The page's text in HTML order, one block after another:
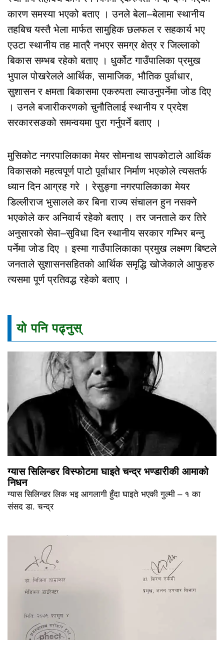
कारण समस्या भएको बताए । उनले बेला–बेलामा स्थानीय
तहबिच यस्तै भेला मार्फत सामुहिक छलफल र सहकार्य भए
एउटा स्थानीय तह मात्रै नभएर समग्र क्षेत्र र जिल्लाको
बिकास सम्भब रहेको बताए । धुर्कोट गाउँपालिका प्रमुख
भुपाल पोखरेलले आर्थिक, सामाजिक, भौतिक पुर्वाधार,
सुशासन र क्षमता बिकासमा एकरुपता ल्याउनुपर्नेमा जोड दिए
। उनले बजारीकरणको चुनौतिलाई स्थानीय र प्रदेश
सरकारसङको समन्वयमा पुरा गर्नुपर्ने बताए ।
मुसिकोट नगरपालिकाका मेयर सोमनाथ सापकोटाले आर्थिक
विकासको महत्वपूर्ण पाटो पूर्वाधार निर्माण भएकोले त्यसतर्फ
ध्यान दिन आग्रह गरे । रेसुङ्गा नगरपालिकाका मेयर
डिल्लीराज भुसालले कर बिना राज्य संचालन हुन नसक्ने
भएकोले कर अनिवार्य रहेको बताए । तर जनताले कर तिरे
अनुसारको सेवा–सुविधा दिन स्थानीय सरकार गम्भिर बन्नु
पर्नेमा जोड दिए । इस्मा गाउँपालिकाका प्रमुख लक्ष्मण बिष्टले
जनताले सुशासनसहितको आर्थिक समृद्धि खोजेकाले आफुहरु
त्यसमा पूर्ण प्रतिवद्ध रहेको बताए ।
यो पनि पढ्नुस्
ग्यास सिलिन्डर विस्फोटमा घाइते चन्द्र भण्डारीकी आमाको
निधन
ग्यास सिलिन्डर लिक भइ आगलागी हुँदा घाइते भएकी गुल्मी – १ का
संसद डा. चन्द्र